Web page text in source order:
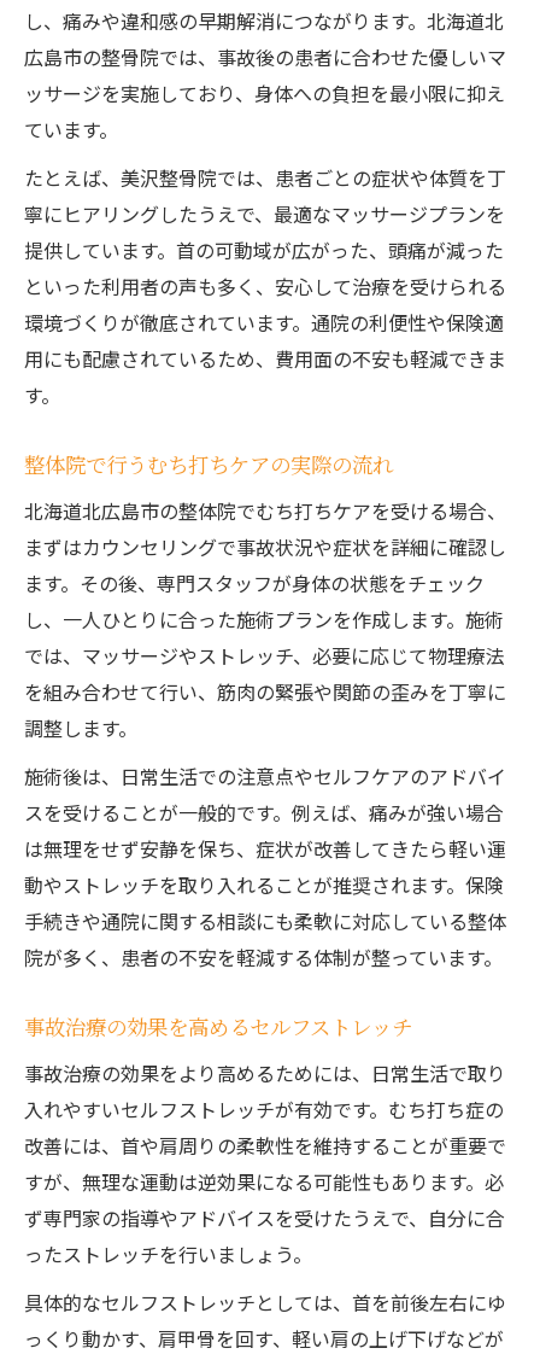
し、痛みや違和感の早期解消につながります。北海道北
広島市の整骨院では、事故後の患者に合わせた優しいマ
ッサージを実施しており、身体への負担を最小限に抑え
ています。
たとえば、美沢整骨院では、患者ごとの症状や体質を丁
寧にヒアリングしたうえで、最適なマッサージプランを
提供しています。首の可動域が広がった、頭痛が減った
といった利用者の声も多く、安心して治療を受けられる
環境づくりが徹底されています。通院の利便性や保険適
用にも配慮されているため、費用面の不安も軽減できま
す。
整体院で行うむち打ちケアの実際の流れ
北海道北広島市の整体院でむち打ちケアを受ける場合、
まずはカウンセリングで事故状況や症状を詳細に確認し
ます。その後、専門スタッフが身体の状態をチェック
し、一人ひとりに合った施術プランを作成します。施術
では、マッサージやストレッチ、必要に応じて物理療法
を組み合わせて行い、筋肉の緊張や関節の歪みを丁寧に
調整します。
施術後は、日常生活での注意点やセルフケアのアドバイ
スを受けることが一般的です。例えば、痛みが強い場合
は無理をせず安静を保ち、症状が改善してきたら軽い運
動やストレッチを取り入れることが推奨されます。保険
手続きや通院に関する相談にも柔軟に対応している整体
院が多く、患者の不安を軽減する体制が整っています。
事故治療の効果を高めるセルフストレッチ
事故治療の効果をより高めるためには、日常生活で取り
入れやすいセルフストレッチが有効です。むち打ち症の
改善には、首や肩周りの柔軟性を維持することが重要で
すが、無理な運動は逆効果になる可能性もあります。必
ず専門家の指導やアドバイスを受けたうえで、自分に合
ったストレッチを行いましょう。
具体的なセルフストレッチとしては、首を前後左右にゆ
っくり動かす、肩甲骨を回す、軽い肩の上げ下げなどが